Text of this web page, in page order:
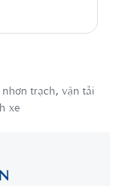
trạch, vận tải
xe